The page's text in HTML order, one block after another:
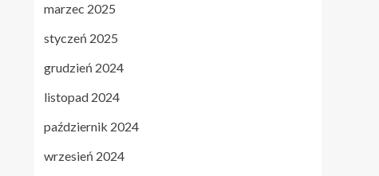
marzec 2025
styczeń 2025
grudzień 2024
listopad 2024
październik 2024
wrzesień 2024